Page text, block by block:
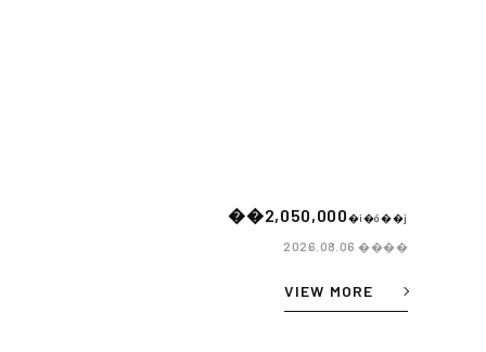
��2,050,000�i�ō��j
2026.08.06����
VIEW MORE